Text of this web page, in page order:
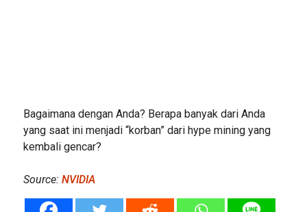
Bagaimana dengan Anda? Berapa banyak dari Anda
yang saat ini menjadi “korban” dari hype mining yang
kembali gencar?
Source: NVIDIA